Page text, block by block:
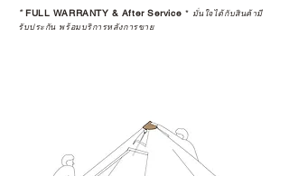
*FULL WARRANTY & After Service * มั่นใจได้กับสินค้ามี
รับประกัน พร้อมบริการหลังการขาย